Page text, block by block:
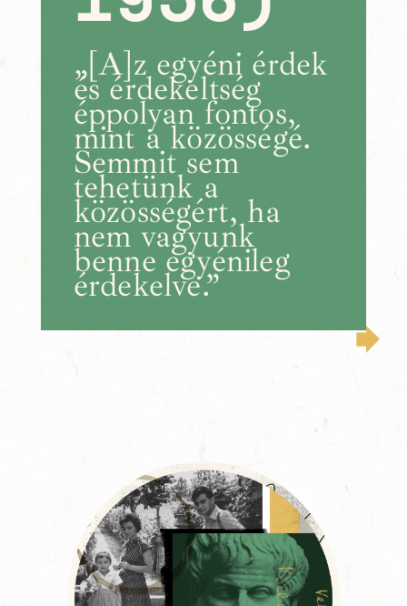
„[A]z egyéni érdek
és érdekeltség
éppolyan fontos,
mint a közösségé.
Semmit sem
tehetünk a
közösségért, ha
nem vagyunk
benne egyénileg
érdekelve.”